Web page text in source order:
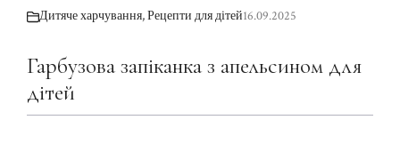
Дитяче харчування,Рецепти для дітей16.09.2025
Гарбузова запіканка з апельсином для
дітей